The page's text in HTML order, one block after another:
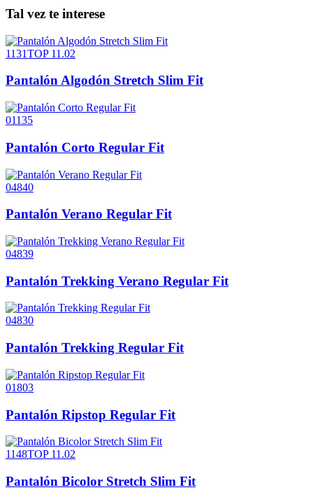
Tal vez te interese
1131TOP 11.02
Pantalón Algodón Stretch Slim Fit
01135
Pantalón Corto Regular Fit
04840
Pantalón Verano Regular Fit
04839
Pantalón Trekking Verano Regular Fit
04830
Pantalón Trekking Regular Fit
01803
Pantalón Ripstop Regular Fit
1148TOP 11.02
Pantalón Bicolor Stretch Slim Fit